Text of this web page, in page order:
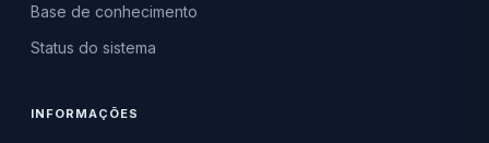
Base de conhecimento
Status do sistema
INFORMAÇÕES